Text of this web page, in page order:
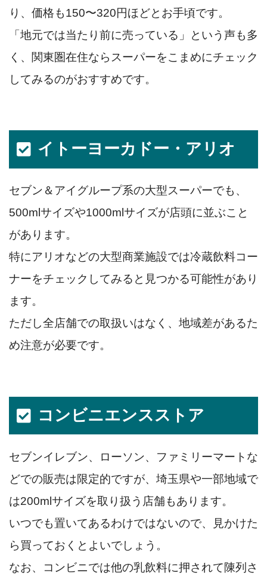
り、価格も150〜320円ほどとお手頃です。
「地元では当たり前に売っている」という声も多
く、関東圏在住ならスーパーをこまめにチェック
してみるのがおすすめです。
イトーヨーカドー・アリオ
セブン＆アイグループ系の大型スーパーでも、
500mlサイズや1000mlサイズが店頭に並ぶこと
があります。
特にアリオなどの大型商業施設では冷蔵飲料コー
ナーをチェックしてみると見つかる可能性があり
ます。
ただし全店舗での取扱いはなく、地域差があるた
め注意が必要です。
コンビニエンスストア
セブンイレブン、ローソン、ファミリーマートな
どでの販売は限定的ですが、埼玉県や一部地域で
は200mlサイズを取り扱う店舗もあります。
いつでも置いてあるわけではないので、見かけた
ら買っておくとよいでしょう。
なお、コンビニでは他の乳飲料に押されて陳列さ